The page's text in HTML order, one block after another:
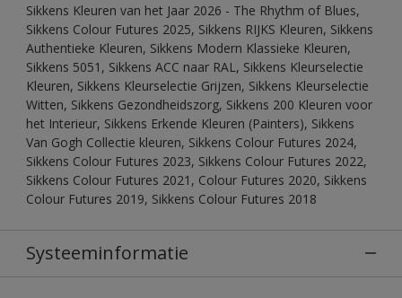
Sikkens Kleuren van het Jaar 2026 - The Rhythm of Blues,
Sikkens Colour Futures 2025, Sikkens RIJKS Kleuren, Sikkens
Authentieke Kleuren, Sikkens Modern Klassieke Kleuren,
Sikkens 5051, Sikkens ACC naar RAL, Sikkens Kleurselectie
Kleuren, Sikkens Kleurselectie Grijzen, Sikkens Kleurselectie
Witten, Sikkens Gezondheidszorg, Sikkens 200 Kleuren voor
het Interieur, Sikkens Erkende Kleuren (Painters), Sikkens
Van Gogh Collectie kleuren, Sikkens Colour Futures 2024,
Sikkens Colour Futures 2023, Sikkens Colour Futures 2022,
Sikkens Colour Futures 2021, Colour Futures 2020, Sikkens
Colour Futures 2019, Sikkens Colour Futures 2018
Systeeminformatie